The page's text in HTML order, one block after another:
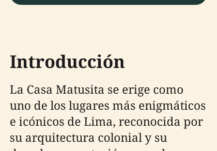
Introducción
La Casa Matusita se erige como
uno de los lugares más enigmáticos
e icónicos de Lima, reconocida por
su arquitectura colonial y su